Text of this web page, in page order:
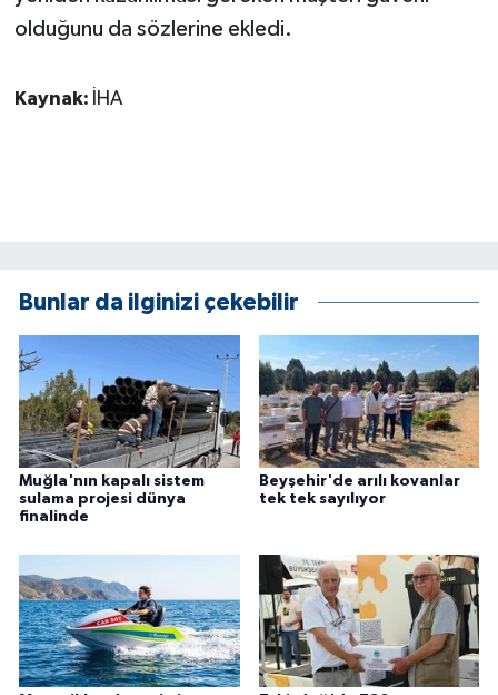
olduğunu da sözlerine ekledi.
Kaynak: İHA
Bunlar da ilginizi çekebilir
Muğla'nın kapalı sistem
sulama projesi dünya
finalinde
Beyşehir'de arılı kovanlar
tek tek sayılıyor